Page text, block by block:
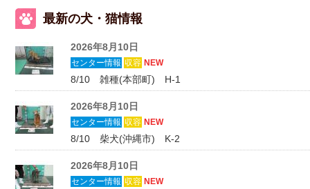
最新の犬・猫情報
2026年8月10日
センター情報 収容 NEW
8/10 雑種(本部町) H-1
2026年8月10日
センター情報 収容 NEW
8/10 柴犬(沖縄市) K-2
2026年8月10日
センター情報 収容 NEW